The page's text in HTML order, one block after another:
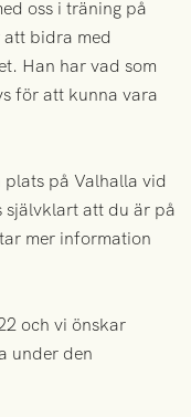
oss i träning på
att bidra med
Han har vad som
för att kunna vara
på Valhalla vid
självklart att du är på
mer information
och vi önskar
under den